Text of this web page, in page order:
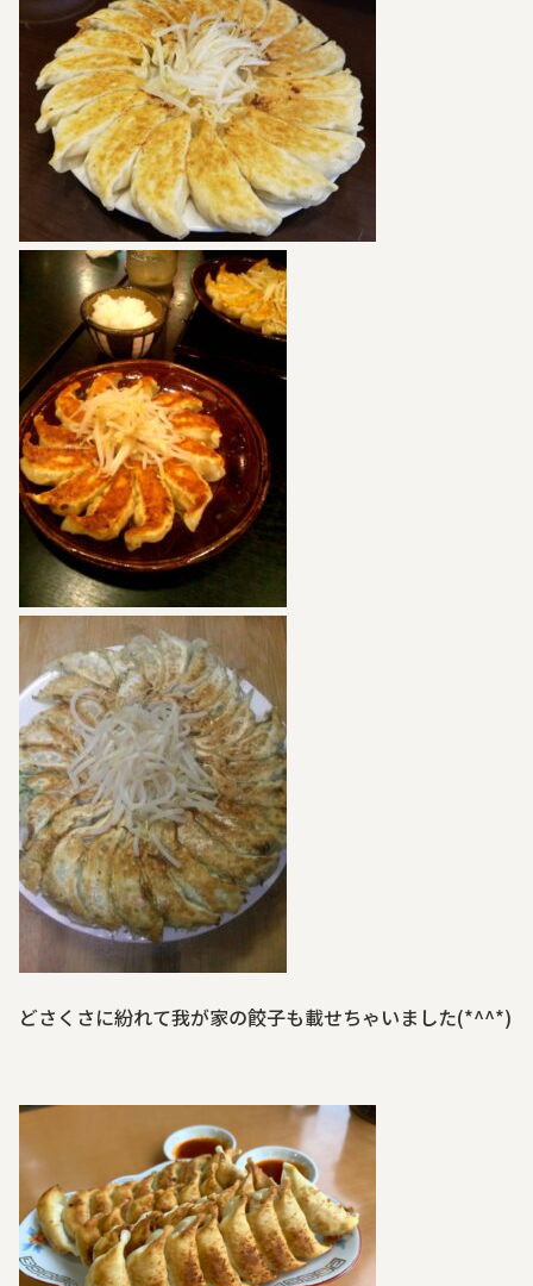
どさくさに紛れて我が家の餃子も載せちゃいました(*^^*)